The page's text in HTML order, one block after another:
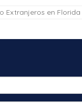
cuenta antes
puede
especializado en
Extranjeros en Florida